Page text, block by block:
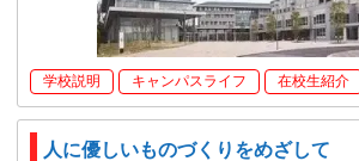
学校説明 キャンパスライフ 在校生紹介
人に優しいものづくりをめざして